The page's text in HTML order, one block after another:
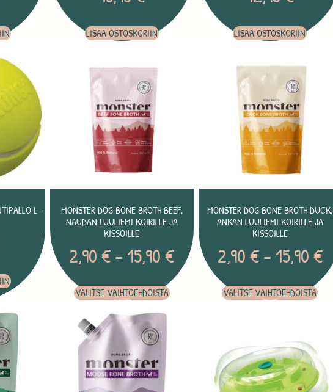
LISÄÄ OSTOSKORIIN LISÄÄ OSTOSKORIIN
L –
MONSTER DOG BONE BROTH BEEF,
NAUDAN LUULIEMI KOIRILLE JA
KISSOILLE
2,90€– 15,90€
VALITSE VAIHTOEHDOISTA
MONSTER DOG BONE BROTH DUCK,
ANKAN LUULIEMI KOIRILLE JA
KISSOILLE
2,90€– 15,90€
VALITSE VAIHTOEHDOISTA